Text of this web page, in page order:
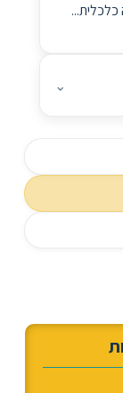
כלכלית...
⌄